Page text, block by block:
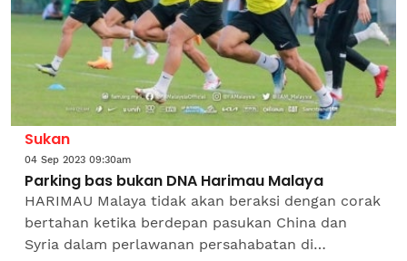
Sukan
04 Sep 2023 09:30am
Parking bas bukan DNA Harimau Malaya
HARIMAU Malaya tidak akan beraksi dengan corak
bertahan ketika berdepan pasukan China dan
Syria dalam perlawanan persahabatan di